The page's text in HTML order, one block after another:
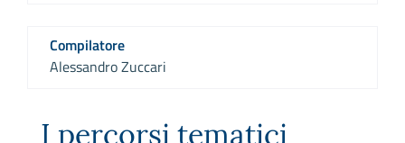
Compilatore
Alessandro Zuccari
I percorsi tematici